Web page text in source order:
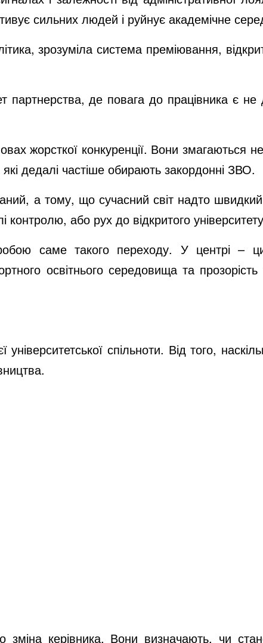
сильних людей і руйнує академічне
зрозуміла система преміювання,
де повага до працівника є
жорсткої конкуренції. Вони
дедалі частіше обирають закордонні ЗВО.
а тому, що сучасний світ надто
або рух до відкритого
саме такого переходу. У центрі –
освітнього середовища та
спільноти. Від того,
керівника. Вони визначають, чи